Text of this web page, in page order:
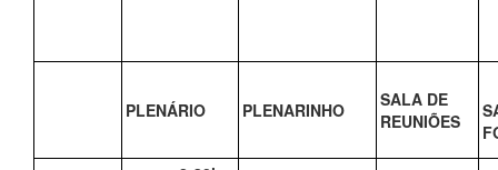
PLENÁRIO PLENARINHO
SALA DE
REUNIÕES